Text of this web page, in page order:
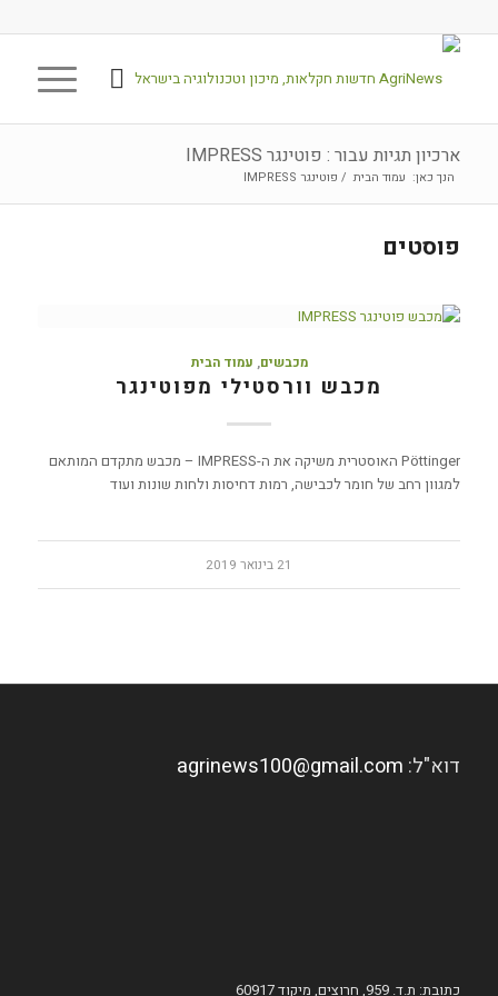
ארכיון תגיות עבור : פוטינגר IMPRESS
הנך כאן: עמוד הבית / פוטינגר IMPRESS
פוסטים
מכבשים, עמוד הבית
מכבש וורסטילי מפוטינגר
Pöttinger האוסטרית משיקה את ה-IMPRESS – מכבש מתקדם המותאם
למגוון רחב של חומר לכבישה, רמות דחיסות ולחות שונות ועוד
21 בינואר 2019
דוא"ל: agrinews100@gmail.com
כתובת: ת.ד. 959, חרוצים, מיקוד 60917